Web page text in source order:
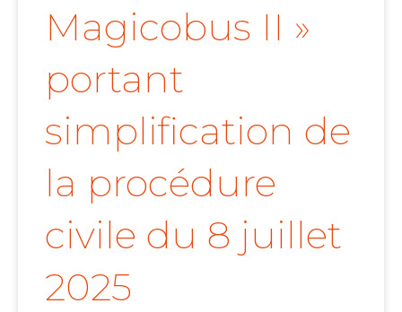
Magicobus II »
portant
simplification de
la procédure
civile du 8 juillet
2025